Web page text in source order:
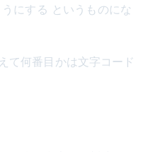
にする というものにな
て何番目かは文字コード